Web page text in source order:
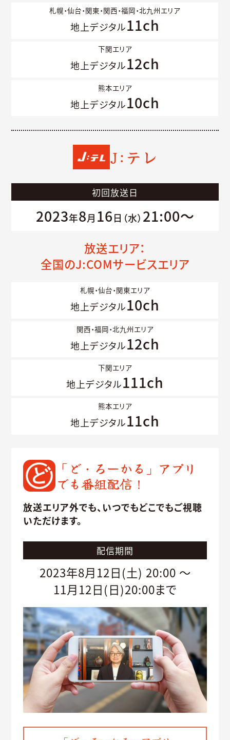
札幌・仙台・関東・関西・福岡・北九州エリア
地上デジタル11ch
下関エリア
地上デジタル12ch
熊本エリア
地上デジタル10ch
J:テレ
初回放送日
2023年8月 16日（水） 21:00～
放送エリア：
全国のJ:COMサービスエリア
札幌・仙台・関東エリア
地上デジタル10ch
関西・福岡・北九州エリア
地上デジタル12ch
下関エリア
地上デジタル111ch
熊本エリア
地上デジタル11ch
「ど・ろーかる」アプリ
でも番組配信！
放送エリア外でも、いつでもどこでもご視聴
いただけます。
配信期間
2023年8月12日(土) 20:00 ～
11月12日(日)20:00まで